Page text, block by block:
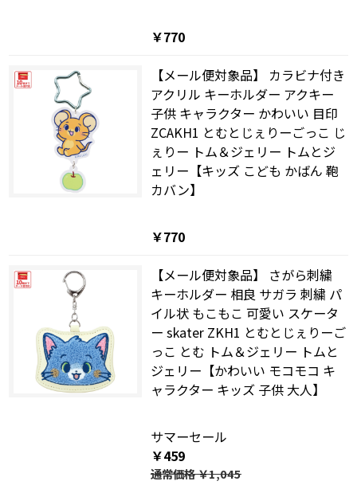
￥770
【メール便対象品】 カラビナ付き
アクリル キーホルダー アクキー
子供 キャラクター かわいい 目印
ZCAKH1 とむとじぇりーごっこ じ
ぇりー トム＆ジェリー トムとジ
ェリー【キッズ こども かばん 鞄
カバン】
￥770
【メール便対象品】 さがら刺繍
キーホルダー 相良 サガラ 刺繍 パ
イル状 もこもこ 可愛い スケータ
ー skater ZKH1 とむとじぇりーご
っこ とむ トム＆ジェリー トムと
ジェリー【かわいい モコモコ キ
ャラクター キッズ 子供 大人】
サマーセール
￥459
通常価格￥1,045